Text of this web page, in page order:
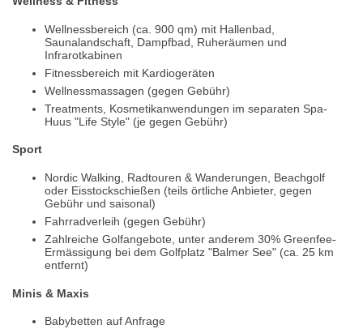
Wellnessbereich (ca. 900 qm) mit Hallenbad,
Saunalandschaft, Dampfbad, Ruheräumen und
Infrarotkabinen
Fitnessbereich mit Kardiogeräten
Wellnessmassagen (gegen Gebühr)
Treatments, Kosmetikanwendungen im separaten Spa-
Huus "Life Style" (je gegen Gebühr)
Sport
Nordic Walking, Radtouren & Wanderungen, Beachgolf
oder Eisstockschießen (teils örtliche Anbieter, gegen
Gebühr und saisonal)
Fahrradverleih (gegen Gebühr)
Zahlreiche Golfangebote, unter anderem 30% Greenfee-
Ermässigung bei dem Golfplatz "Balmer See" (ca. 25 km
entfernt)
Minis & Maxis
Babybetten auf Anfrage